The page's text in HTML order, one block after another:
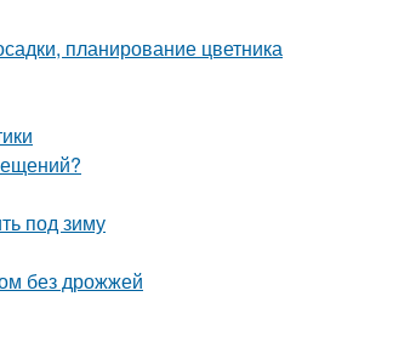
планирование цветника
под зиму
без дрожжей